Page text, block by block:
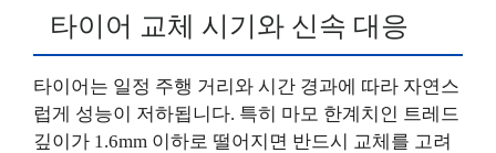
타이어 교체 시기와 신속 대응
타이어는 일정 주행 거리와 시간 경과에 따라 자연스
럽게 성능이 저하됩니다. 특히 마모 한계치인 트레드
깊이가 1.6mm 이하로 떨어지면 반드시 교체를 고려